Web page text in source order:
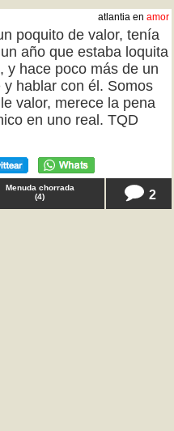
atlantia en amor
poquito de valor, tenía
año que estaba loquita
y hace poco más de un
hablar con él. Somos
valor, merece la pena
en uno real. TQD
Menuda chorrada
(4) 2